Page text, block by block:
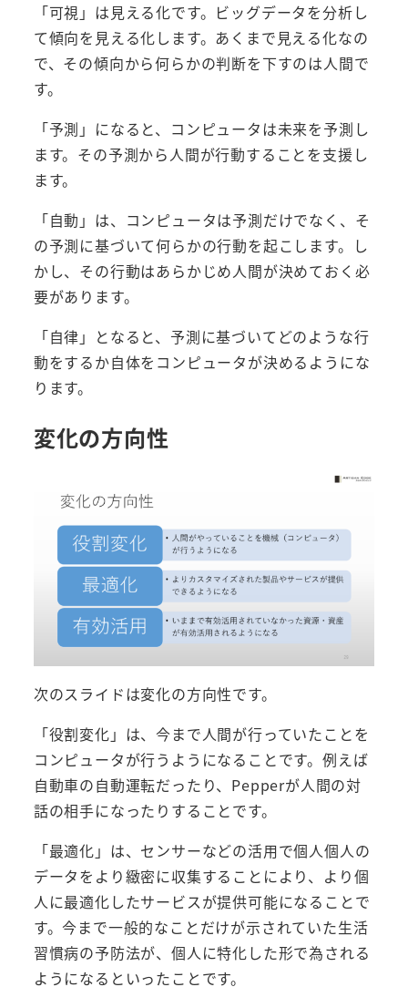
「可視」は見える化です。ビッグデータを分析し
て傾向を見える化します。あくまで見える化なの
で、その傾向から何らかの判断を下すのは人間で
す。
「予測」になると、コンピュータは未来を予測し
ます。その予測から人間が行動することを支援し
ます。
「自動」は、コンピュータは予測だけでなく、そ
の予測に基づいて何らかの行動を起こします。し
かし、その行動はあらかじめ人間が決めておく必
要があります。
「自律」となると、予測に基づいてどのような行
動をするか自体をコンピュータが決めるようにな
ります。
変化の方向性
次のスライドは変化の方向性です。
「役割変化」は、今まで人間が行っていたことを
コンピュータが行うようになることです。例えば
自動車の自動運転だったり、Pepperが人間の対
話の相手になったりすることです。
「最適化」は、センサーなどの活用で個人個人の
データをより緻密に収集することにより、より個
人に最適化したサービスが提供可能になることで
す。今まで一般的なことだけが示されていた生活
習慣病の予防法が、個人に特化した形で為される
ようになるといったことです。